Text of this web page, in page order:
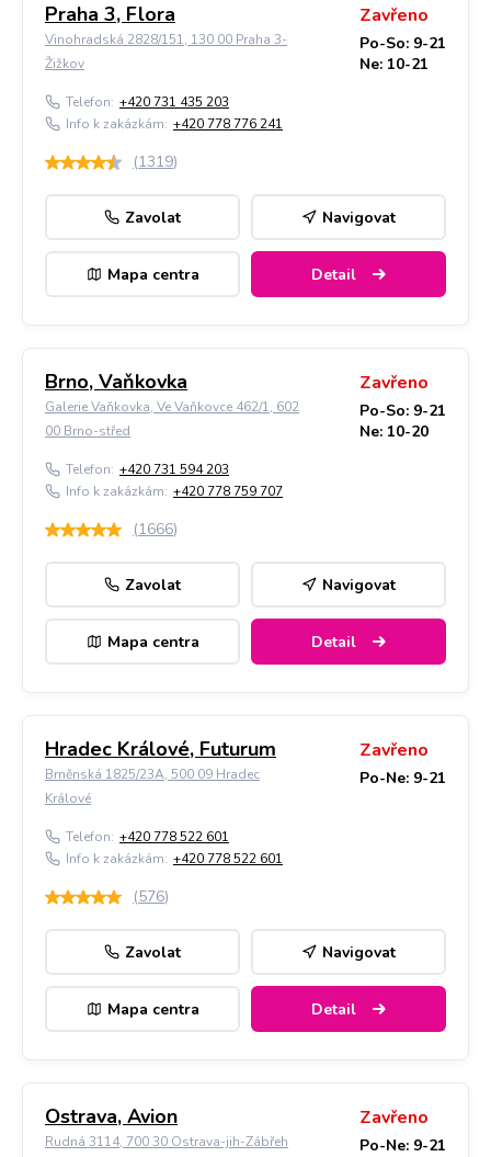
Praha 3, Flora
Vinohradská 2828/151, 130 00 Praha 3-
Žižkov
Zavřeno
Po-So: 9-21
Ne: 10-21
Telefon: +420 731 435 203
Info k zakázkám: +420 778 776 241
(1319)
Zavolat Navigovat
Mapa centra Detail
Brno, Vaňkovka
Galerie Vaňkovka, Ve Vaňkovce 462/1, 602
00 Brno-střed
Zavřeno
Po-So: 9-21
Ne: 10-20
Telefon: +420 731 594 203
Info k zakázkám: +420 778 759 707
(1666)
Zavolat Navigovat
Mapa centra Detail
Hradec Králové, Futurum
Brněnská 1825/23A, 500 09 Hradec
Králové
Zavřeno
Po-Ne: 9-21
Telefon: +420 778 522 601
Info k zakázkám: +420 778 522 601
(576)
Zavolat Navigovat
Mapa centra Detail
Ostrava, Avion
Rudná 3114, 700 30 Ostrava-jih-Zábřeh
Zavřeno
Po-Ne: 9-21